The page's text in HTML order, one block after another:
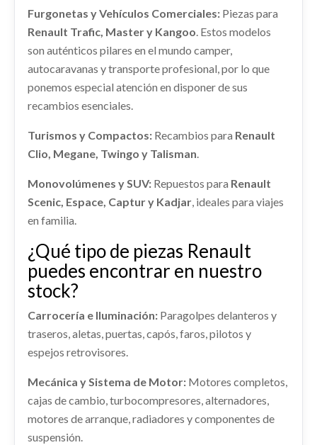
CERRADURA PUERTA DELANTERA
IZQUIERDA 8200497579
CERRADURA PUERTA DELANTERA... usado.
(FW15)
Ref: 2256874 OEM: 8200497579
Consultar
Ref: 2256879
Consultar
MANETA INTERIOR DELANTERA
IZQUIERDA 8200310579
MANETA INTERIOR DELANTERA IZQUIERDA...
usado.
RENAULT KANGOO EXPRESS (FW0/1_) 1.5 DCI 80
(FW15)
Consultar
DESPIECE MOTOR K9KU8
RENAULT KANGOO EXPRESS (FW0/1_) 1.5 DCI 80
(FW15)
Ref: 2354019 OEM: K9KU8
AMORTIGUADOR DELANTERO
AMORTIGUADOR DELANTERO IZQUIERDO...
usado.
RENAULT KANGOO EXPRESS (FW0/1_) 1.5 DCI 80
Ref: 2256864 OEM: 543029762R
Furgonetas y Vehículos Comerciales: Piezas para
Renault Trafic, Master y Kangoo. Estos modelos
son auténticos pilares en el mundo camper,
autocaravanas y transporte profesional, por lo que
ponemos especial atención en disponer de sus
recambios esenciales.
Turismos y Compactos: Recambios para Renault
Clio, Megane, Twingo y Talisman.
Monovolúmenes y SUV: Repuestos para Renault
Scenic, Espace, Captur y Kadjar, ideales para viajes
en familia.
¿Qué tipo de piezas Renault
puedes encontrar en nuestro
stock?
Carrocería e Iluminación: Paragolpes delanteros y
traseros, aletas, puertas, capós, faros, pilotos y
espejos retrovisores.
Mecánica y Sistema de Motor: Motores completos,
cajas de cambio, turbocompresores, alternadores,
motores de arranque, radiadores y componentes de
suspensión.